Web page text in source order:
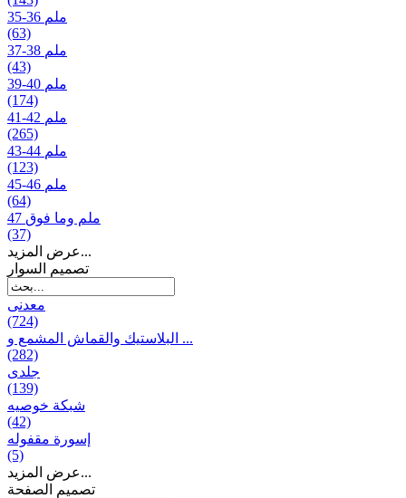
35-36 ملم
(63)
37-38 ملم
(43)
39-40 ملم
(174)
41-42 ملم
(265)
43-44 ملم
(123)
45-46 ملم
(64)
47 ملم وما فوق
(37)
عرض المزيد...
تصمیم السوار
معدنی
(724)
البلاستيك والقماش المشمع و ...
(282)
جلدی
(139)
شبكة خوصیه
(42)
إسورة مقفوله
(5)
عرض المزيد...
تصميم الصفحة